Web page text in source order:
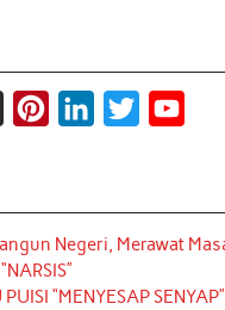
T
o
k
t
e
r
k
e
d
t
t
e
T
u
b
Negeri, Merawat
“MENYESAP SENYAP”